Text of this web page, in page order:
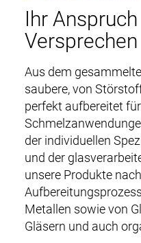
Ihr
Versprechen
Aus dem
saubere, von
perfekt aufbereitet
der individuellen
und der
unsere Produkte
Metallen sowie von
Gläsern und auch